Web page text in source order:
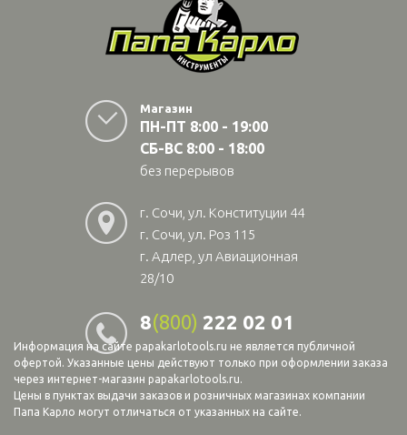
Магазин
ПН-ПТ 8:00 - 19:00
СБ-ВС 8:00 - 18:00
без перерывов
г. Сочи, ул. Конституции 44
г. Сочи, ул. Роз 115
г. Адлер, ул Авиационная
28/10
8(800) 222 02 01
Информация на сайте papakarlotools.ru не является публичной
офертой. Указанные цены действуют только при оформлении заказа
через интернет-магазин papakarlotools.ru.
Цены в пунктах выдачи заказов и розничных магазинах компании
Папа Карло могут отличаться от указанных на сайте.